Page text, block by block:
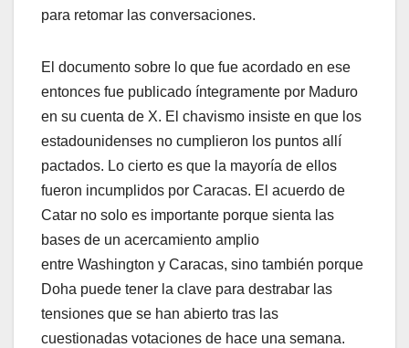
para retomar las conversaciones.
El documento sobre lo que fue acordado en ese
entonces fue publicado íntegramente por Maduro
en su cuenta de X. El chavismo insiste en que los
estadounidenses no cumplieron los puntos allí
pactados. Lo cierto es que la mayoría de ellos
fueron incumplidos por Caracas. El acuerdo de
Catar no solo es importante porque sienta las
bases de un acercamiento amplio
entre Washington y Caracas, sino también porque
Doha puede tener la clave para destrabar las
tensiones que se han abierto tras las
cuestionadas votaciones de hace una semana.